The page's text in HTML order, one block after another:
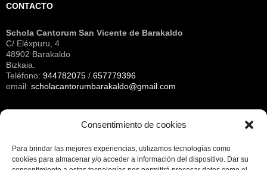
Consentimiento de cookies
Para brindar las mejores experiencias, utilizamos tecnologías como
cookies para almacenar y/o acceder a información del dispositivo. Dar su
CONTACTO
Schola Cantorum San Vicente de Barakaldo
C/ Eléxpuru, 4
48902 Barakaldo
Bizkaia.
Teléfono: 944782075 / 657779396
email: scholacantorumbarakaldo@gmail.com